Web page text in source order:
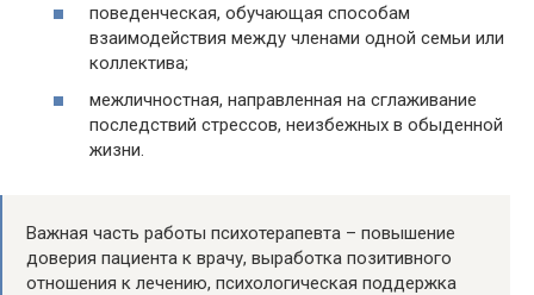
поведенческая, обучающая способам
взаимодействия между членами одной семьи или
коллектива;
межличностная, направленная на сглаживание
последствий стрессов, неизбежных в обыденной
жизни.
Важная часть работы психотерапевта – повышение
доверия пациента к врачу, выработка позитивного
отношения к лечению, психологическая поддержка